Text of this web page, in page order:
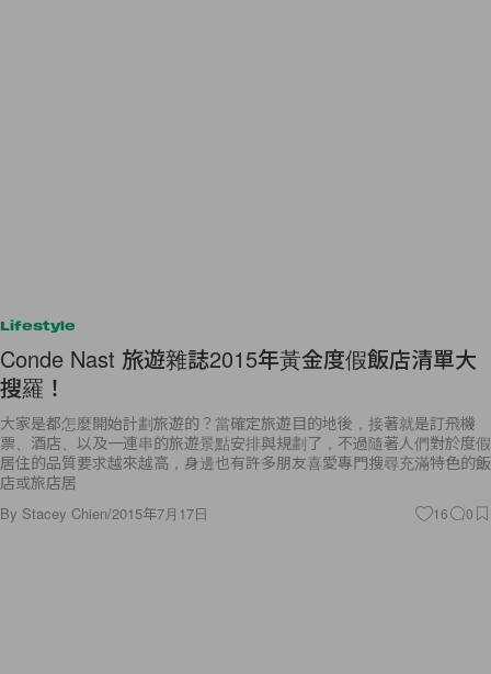
Lifestyle
Conde Nast 旅遊雜誌2015年黃金度假飯店清單大
搜羅！
大家是都怎麼開始計劃旅遊的？當確定旅遊目的地後，接著就是訂飛機
票、酒店、以及一連串的旅遊景點安排與規劃了，不過隨著人們對於度假
居住的品質要求越來越高，身邊也有許多朋友喜愛專門搜尋充滿特色的飯
店或旅店居
By Stacey Chien/2015年7月17日 16 0